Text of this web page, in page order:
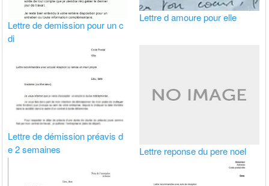
Lettre de demission pour un c
di
Lettre d amoure pour elle
Lettre de démission préavis d
e 2 semaines
Lettre reponse du pere noel